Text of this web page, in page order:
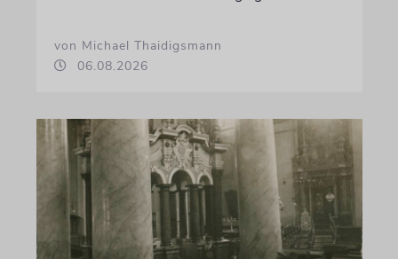
von Michael Thaidigsmann
06.08.2026